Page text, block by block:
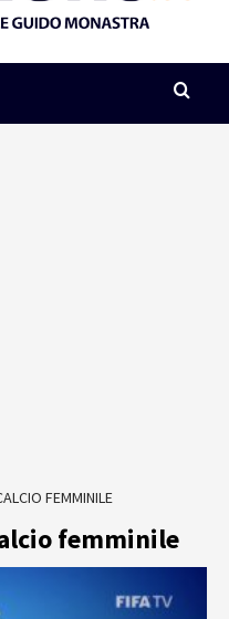
FEMMINILE
femminile